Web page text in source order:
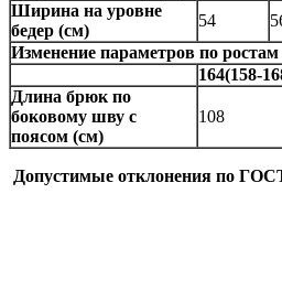
Ширина на уровне
бедер (см)
54
Изменение параметров по ростам
164(158-
Длина брюк по
боковому шву с
поясом (см)
108
Допустимые отклонения по